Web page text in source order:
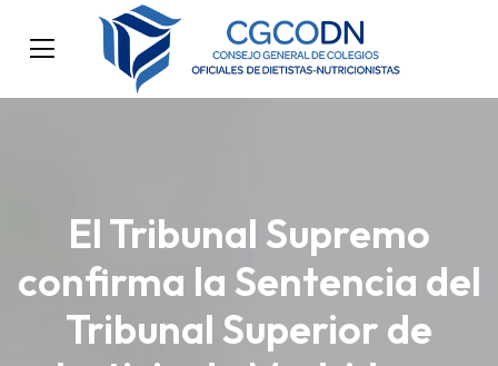
El Tribunal Supremo
confirma la Sentencia del
Tribunal Superior de